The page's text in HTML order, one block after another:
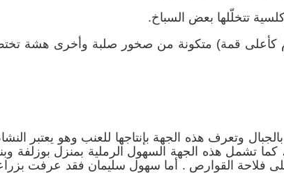
تتخلّلها بعض السباخ.
أحيانا شكل جبال متوسطة الارتفاع (637 م كأعلى قمة) متكونة من صخور صلبة وأخرى هشة
وتعرف هذه الجهة بإنتاجها للعنب وهو يعتبر
تشمل هذه الجهة السهول الرملية بمنزل بوزلفة
فلاحة القوارص . أما سهول سليمان فقد عرفت